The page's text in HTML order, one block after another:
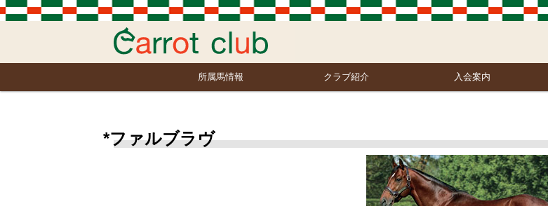
所属馬情報 クラブ紹介 入会案内
*ファルブラヴ